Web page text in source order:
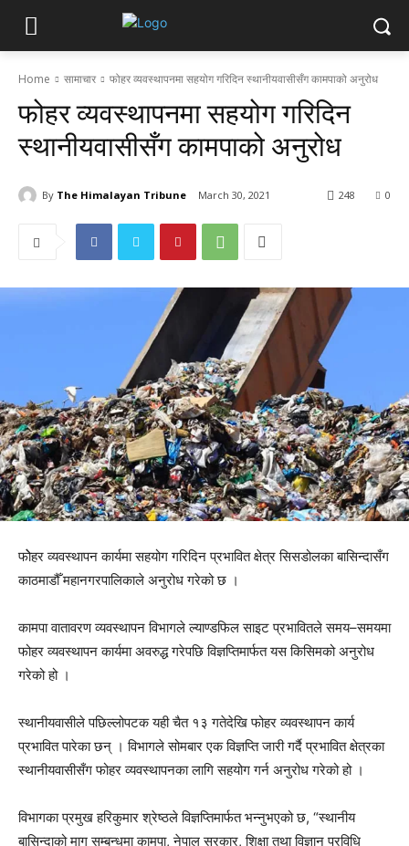
Home सामाचार फोहर व्यवस्थापनमा सहयोग गरिदिन स्थानीयवासीसँग कामपाको अनुरोध
फोहर व्यवस्थापनमा सहयोग गरिदिन
स्थानीयवासीसँग कामपाको अनुरोध
By The Himalayan Tribune March 30, 2021 0
248
फोेहर व्यवस्थापन कार्यमा सहयोग गरिदिन प्रभावित क्षेत्र सिसडोलका बासिन्दासँग
काठमाडौँ महानगरपालिकाले अनुरोध गरेको छ ।
कामपा वातावरण व्यवस्थापन विभागले ल्याण्डफिल साइट प्रभावितले समय–समयमा
फोहर व्यवस्थापन कार्यमा अवरुद्ध गरेपछि विज्ञप्तिमार्फत यस किसिमको अनुरोध
गरेको हो ।
स्थानीयवासीले पछिल्लोपटक यही चैत १३ गतेदेखि फोहर व्यवस्थापन कार्य
प्रभावित पारेका छन् । विभागले सोमबार एक विज्ञप्ति जारी गर्दै प्रभावित क्षेत्रका
स्थानीयवासीसँग फोहर व्यवस्थापनका लागि सहयोग गर्न अनुरोध गरेको हो ।
विभागका प्रमुख हरिकुमार श्रेष्ठले विज्ञप्तिमार्फत भन्नुभएको छ, “स्थानीय
बासिन्दाको माग सम्बन्धमा कामपा, नेपाल सरकार, शिक्षा तथा विज्ञान प्रविधि